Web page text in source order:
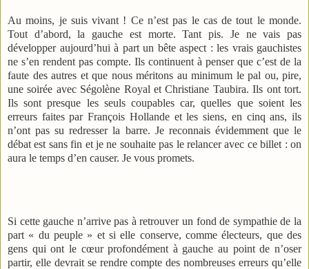
Au moins, je suis vivant ! Ce n’est pas le cas de tout le monde.
Tout d’abord, la gauche est morte. Tant pis. Je ne vais pas
développer aujourd’hui à part un bête aspect : les vrais gauchistes
ne s’en rendent pas compte. Ils continuent à penser que c’est de la
faute des autres et que nous méritons au minimum le pal ou, pire,
une soirée avec Ségolène Royal et Christiane Taubira. Ils ont tort.
Ils sont presque les seuls coupables car, quelles que soient les
erreurs faites par François Hollande et les siens, en cinq ans, ils
n’ont pas su redresser la barre. Je reconnais évidemment que le
débat est sans fin et je ne souhaite pas le relancer avec ce billet : on
aura le temps d’en causer. Je vous promets.
Si cette gauche n’arrive pas à retrouver un fond de sympathie de la
part « du peuple » et si elle conserve, comme électeurs, que des
gens qui ont le cœur profondément à gauche au point de n’oser
partir, elle devrait se rendre compte des nombreuses erreurs qu’elle